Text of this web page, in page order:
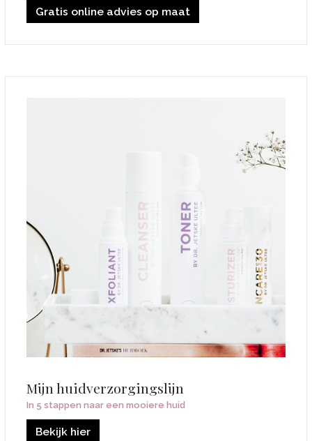
Gratis online advies op maat
Mijn huidverzorgingslijn
In 5 stappen naar een mooiere huid
Bekijk hier